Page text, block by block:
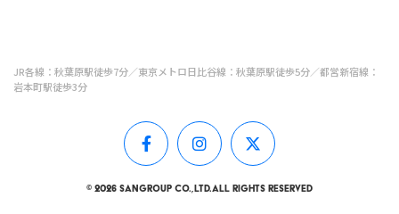
JR各線：秋葉原駅徒歩7分／東京メトロ日比谷線：秋葉原駅徒歩5分／都営新宿線：
岩本町駅徒歩3分
© 2026 SANGROUP Co.,Ltd.All Rights Reserved